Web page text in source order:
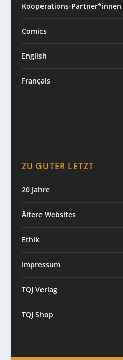
Kooperations-Partner*innen
Comics
English
Français
ZU GUTER LETZT
20 Jahre
Ältere Websites
Ethik
Impressum
TQJ Verlag
TQJ Shop